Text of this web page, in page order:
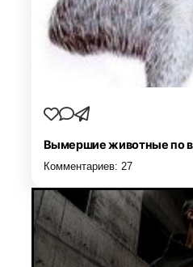
Вымершие животные по
Комментариев: 27